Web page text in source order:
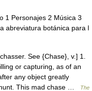
1 Personajes 2 Música 3
abreviatura botánica para l
See {Chase}, v.] 1.
or capturing, as of an
any object greatly
This mad chase …
The